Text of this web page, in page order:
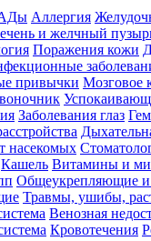
Аллергия
и желчный
Поражения кожи
привычки Мозговое
Заболевания глаз
насекомых
Кашель Витамины и
Общеукрепляющие
Травмы, ушибы,
Венозная
Кровотечения